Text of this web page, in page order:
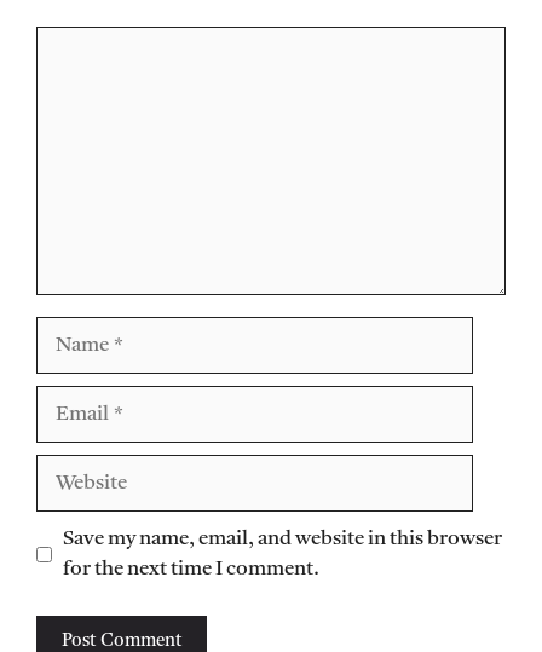
Website
Save my name, email, and website in this browser
for the next time I comment.